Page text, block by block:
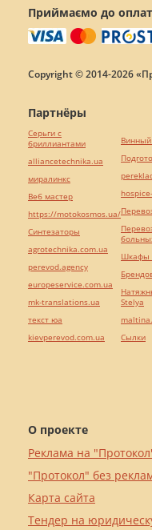
Приймаємо до
Copyright © 2014-2026
О проекте
Реклама на
"Протокол" без
Карта сайта
Тендер на
Партнёры
Серьги с
бриллиантами
alliancetechnika.ua
миралинкс
Веб мастер
https://motokosmos.ua/
Синтезаторы
agrotechnika.com.ua
perevod.agency
europeservice.com.ua
mk-translations.ua
текст юа
kievperevod.com.ua
Шкафы
Stelya
Cылки